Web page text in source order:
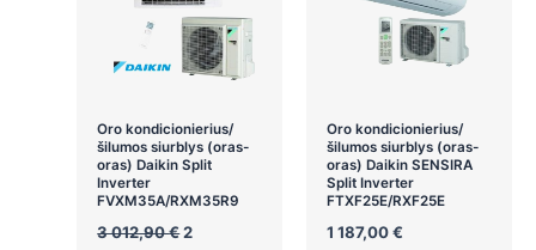
Oro kondicionierius/
šilumos siurblys (oras-
oras) Daikin Split
Inverter
FVXM35A/RXM35R9
3 012,90€Original
2
Oro kondicionierius/
šilumos siurblys (oras-
oras) Daikin SENSIRA
Split Inverter
FTXF25E/RXF25E
1 187,00€